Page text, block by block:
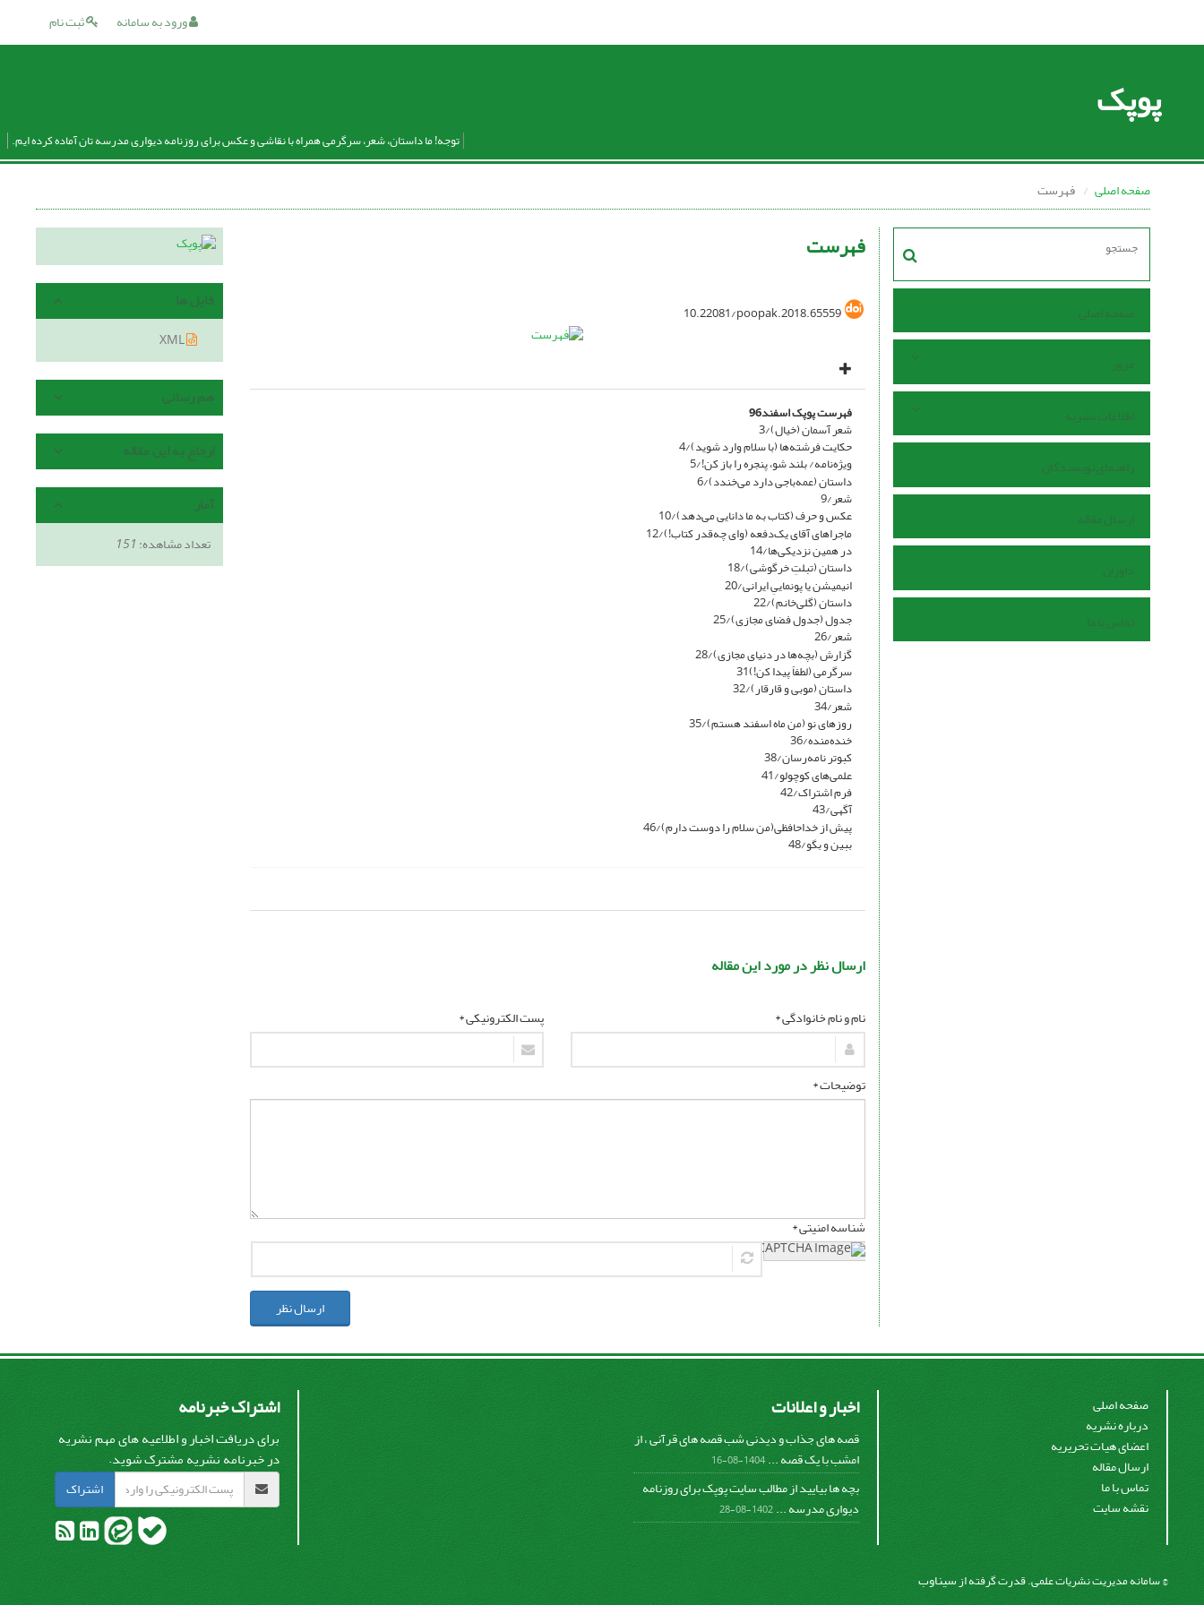
ثبت نام ورود به سامانه
پوپک
توجه! ما داستان، شعر، سرگرمی همراه با نقاشی و عکس برای روزنامه دیواری مدرسه تان آماده کرده ایم.
صفحه اصلی فهرست
صفحه اصلی
مرور
اطلاعات نشریه
راهنمای نویسندگان
ارسال مقاله
داوران
تماس با ما
فهرست
10.22081/poopak.2018.65559
فهرست پوپک اسفند96
شعر آسمان (خیال)/3
حکایت فرشته‌ها (با سلام وارد شوید)/4
ویژه‌نامه/ بلند شو، پنجره را باز کن!/5
داستان (عمه‌باجی دارد می‌خندد)/6
شعر/9
عکس و حرف (کتاب به ما دانایی می‌دهد)/10
ماجراهای آقای یک‌دفعه (وای چه‌قدر کتاب!)/12
در همین نزدیکی‌ها/14
داستان (تبلتِ خرگوشی)/18
انیمیشن یا پونماییِ ایرانی/20
داستان (گلی‌خانم)/22
جدول (جدول فضای مجازی)/25
شعر/26
گزارش (بچه‌ها در دنیای مجازی)/28
سرگرمی (لطفاً پیدا کن!)31
داستان (موبی و قارقار)/32
شعر/34
روزهای نو (من ماه اسفند هستم)/35
خنده‌منده/36
کبوتر نامه‌رسان/38
علمی‌های کوچولو/41
فرم اشتراک/42
آگهی/43
پیش از خداحافظی(من سلام را دوست دارم)/46
ببین و بگو/48
ارسال نظر در مورد این مقاله
نام و نام خانوادگی * پست الکترونیکی *
توضیحات *
شناسه امنیتی *
ارسال نظر
فایل ها
XML
هم رسانی
ارجاع به این مقاله
آمار
تعداد مشاهده:151
صفحه اصلی
درباره نشریه
اعضای هیات تحریریه
ارسال مقاله
تماس با ما
نقشه سایت
اخبار و اعلانات
قصه های جذاب و دیدنی شب قصه های قرآنی ، از
امشب با یک قصه ... 1404-08-16
بچه ها بیایید از مطالب سایت پوپک برای روزنامه
دیواری مدرسه ... 1402-08-28
اشتراک خبرنامه
برای دریافت اخبار و اطلاعیه های مهم نشریه
در خبرنامه نشریه مشترک شوید.
اشتراک
© سامانه مدیریت نشریات علمی.قدرت گرفته ازسیناوب